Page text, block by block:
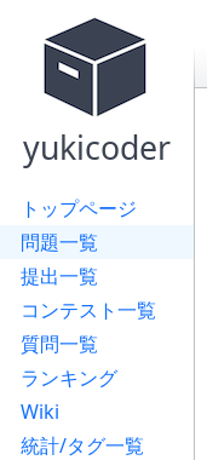
yukicoder
トップページ
問題一覧
提出一覧
コンテスト一覧
質問一覧
ランキング
Wiki
統計/タグ一覧